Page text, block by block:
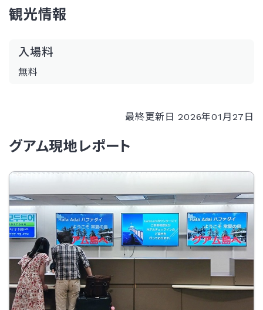
観光情報
入場料
無料
最終更新日 2026年01月27日
グアム現地レポート